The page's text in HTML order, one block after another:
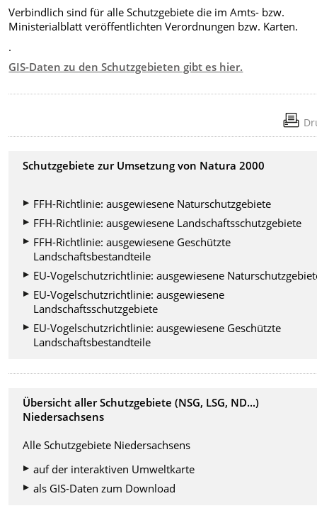
Verbindlich sind für alle Schutzgebiete die im Amts- bzw.
Ministerialblatt veröffentlichten Verordnungen bzw. Karten.
.
GIS-Daten zu den Schutzgebieten gibt es hier.
Schutzgebiete zur Umsetzung von Natura 2000
FFH-Richtlinie: ausgewiesene Naturschutzgebiete
FFH-Richtlinie: ausgewiesene Landschaftsschutzgebiete
FFH-Richtlinie: ausgewiesene Geschützte
Landschaftsbestandteile
EU-Vogelschutzrichtlinie: ausgewiesene
EU-Vogelschutzrichtlinie: ausgewiesene
Landschaftsschutzgebiete
EU-Vogelschutzrichtlinie: ausgewiesene Geschützte
Landschaftsbestandteile
Übersicht aller Schutzgebiete (NSG, LSG, ND...)
Niedersachsens
Alle Schutzgebiete Niedersachsens
auf der interaktiven Umweltkarte
als GIS-Daten zum Download